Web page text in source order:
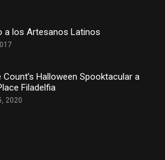
a los Artesanos Latinos
Count’s Halloween Spooktacular a
Filadelfia
2020